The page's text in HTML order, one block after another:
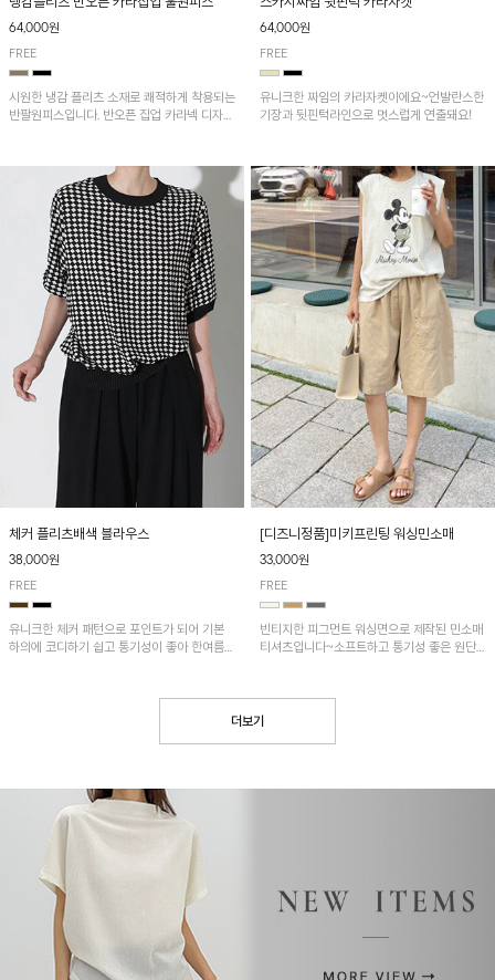
냉감플리츠 반오픈 카라집업 훌원피스
64,000원
FREE
시원한 냉감 플리츠 소재로 쾌적하게 착용되는
반팔원피스입니다. 반오픈 집업 카라넥 디자인
줘요~
스카시짜임 뒷핀턱 카라자켓
64,000원
FREE
유니크한 짜임의 카라자켓이에요~언발란스한
기장과 뒷핀턱라인으로 멋스럽게 연출돼요!
체커 플리츠배색 블라우스
38,000원
FREE
유니크한 체커 패턴으로 포인트가 되어 기본
하의에 코디하기 쉽고 통기성이 좋아 한여름에
[디즈니정품]미키프린팅 워싱민소매
33,000원
FREE
빈티지한 피그먼트 워싱면으로 제작된 민소매
티셔츠입니다~소프트하고 통기성 좋은 원단
더보기